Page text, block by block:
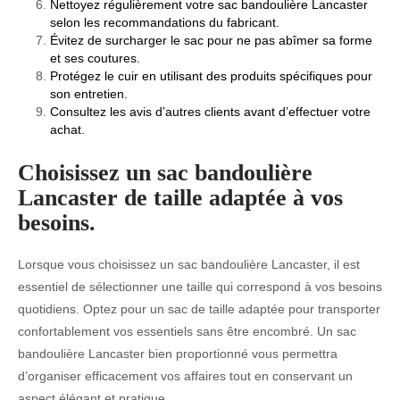
Nettoyez régulièrement votre sac bandoulière Lancaster
selon les recommandations du fabricant.
Évitez de surcharger le sac pour ne pas abîmer sa forme
et ses coutures.
Protégez le cuir en utilisant des produits spécifiques pour
son entretien.
Consultez les avis d’autres clients avant d’effectuer votre
achat.
Choisissez un sac bandoulière
Lancaster de taille adaptée à vos
besoins.
Lorsque vous choisissez un sac bandoulière Lancaster, il est
essentiel de sélectionner une taille qui correspond à vos besoins
quotidiens. Optez pour un sac de taille adaptée pour transporter
confortablement vos essentiels sans être encombré. Un sac
bandoulière Lancaster bien proportionné vous permettra
d’organiser efficacement vos affaires tout en conservant un